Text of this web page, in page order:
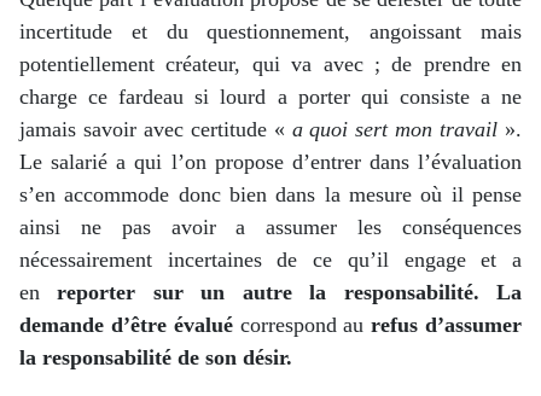
incertitude et du questionnement, angoissant mais
potentiellement créateur, qui va avec ; de prendre en
charge ce fardeau si lourd a porter qui consiste a ne
jamais savoir avec certitude « a quoi sert mon travail ».
Le salarié a qui l’on propose d’entrer dans l’évaluation
s’en accommode donc bien dans la mesure où il pense
ainsi ne pas avoir a assumer les conséquences
nécessairement incertaines de ce qu’il engage et a
enreporter sur un autre la responsabilité. La
demande d’être évaluécorrespond aurefus d’assumer
la responsabilité de son désir.